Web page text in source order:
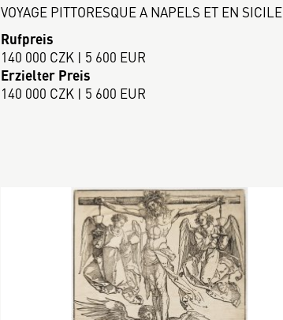
VOYAGE PITTORESQUE A NAPELS ET EN SICILE
Rufpreis
140 000 CZK | 5 600 EUR
Erzielter Preis
140 000 CZK | 5 600 EUR